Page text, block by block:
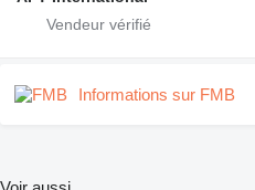
Informations sur FMB